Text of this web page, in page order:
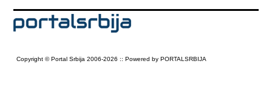
Copyright © Portal Srbija 2006-2026 :: Powered by PORTALSRBIJA